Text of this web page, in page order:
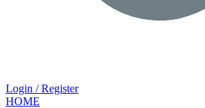
Login / Register
HOME